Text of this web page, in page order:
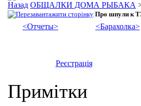
ОБЩАЛКИ ДОМА РЫБАКА
Про шпули к
<Отчеты> <Барахолка>
Реєстрація
Примітки